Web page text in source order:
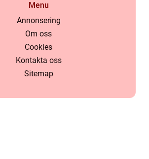
Menu
Annonsering
Om oss
Cookies
Kontakta oss
Sitemap